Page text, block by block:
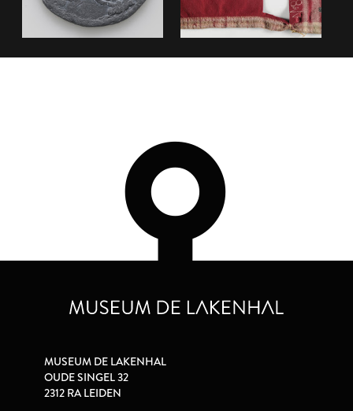
MUSEUM DE LAKENHAL
OUDE SINGEL 32
2312 RA LEIDEN